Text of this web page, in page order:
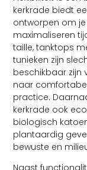
kerkrade biedt
ontworpen om
maximaliseren
taille, tanktops
tunieken zijn
beschikbaar zijn
naar
practice.
kerkrade ook
biologisch
plantaardig
bewuste en